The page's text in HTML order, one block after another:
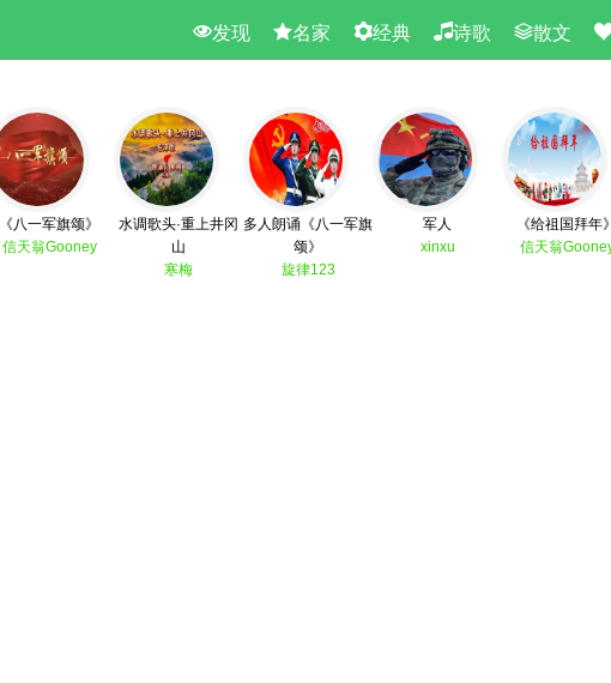
发现 名家 经典 诗歌 散文
《八一军旗颂》
信天翁Gooney
水调歌头·重上井冈
山
寒梅
多人朗诵《八一军旗
颂》
旋律123
军人
xinxu
《给祖国拜年》
信天翁